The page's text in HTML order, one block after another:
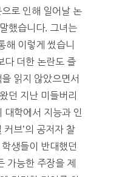
로 인해 일어날 논
했습니다. 그녀는
해 이렇게 썼습니
다 더한 논란도 즐
읽지 않았으면서
던 지난 미들버리
대학에서 지능과 인
커브’의 공저자 찰
생들이 반대했던
가능한 주장을 제